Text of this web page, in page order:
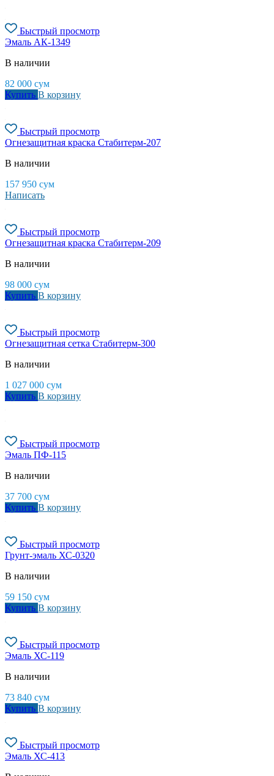
Быстрый просмотр
Эмаль АК-1349
В наличии
82 000 сум
Купить В корзину
Быстрый просмотр
Огнезащитная краска Стабитерм-207
В наличии
157 950 сум
Написать
Быстрый просмотр
Огнезащитная краска Стабитерм-209
В наличии
98 000 сум
Купить В корзину
Быстрый просмотр
Огнезащитная сетка Стабитерм-300
В наличии
1 027 000 сум
Купить В корзину
Быстрый просмотр
Эмаль ПФ-115
В наличии
37 700 сум
Купить В корзину
Быстрый просмотр
Грунт-эмаль ХС-0320
В наличии
59 150 сум
Купить В корзину
Быстрый просмотр
Эмаль ХС-119
В наличии
73 840 сум
Купить В корзину
Быстрый просмотр
Эмаль ХС-413